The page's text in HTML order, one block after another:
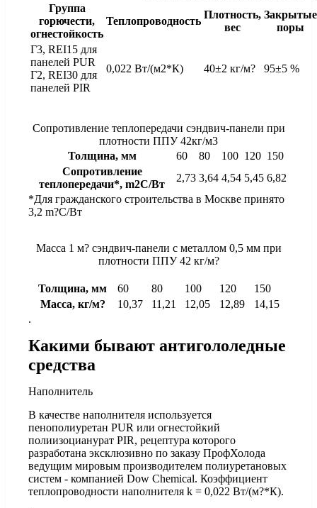
Группа
горючести,
огнестойкость
Теплопроводность
Плотность,
вес
Закрытые
поры
Г3, REI15 для
панелей PUR
Г2, REI30 для
панелей PIR
0,022 Вт/(м2*К) 40±2 кг/м? 95±5 %
Сопротивление теплопередачи сэндвич-панели при
плотности ППУ 42кг/м3
Толщина, мм
60 80 100 120 150
Сопротивление
теплопередачи*, m2C/Вт
2,73 3,64 4,54 5,45 6,82
*Для гражданского строительства в Москве принято
3,2 m?C/Вт
Масса 1 м? cэндвич-панели с металлом 0,5 мм при
плотности ППУ 42 кг/м?
Толщина, мм 60 80 100 120
150
Масса, кг/м?
10,37 11,21 12,05 12,89
14,15
.
Какими бывают антигололедные
средства
Наполнитель
В качестве наполнителя используется
пенополиуретан PUR или огнестойкий
полиизоцианурат PIR, рецептура которого
разработана эксклюзивно по заказу ПрофХолода
ведущим мировым производителем полиуретановых
систем - компанией Dow Chemical. Коэффициент
теплопроводности наполнителя k = 0,022 Вт/(м?*К).